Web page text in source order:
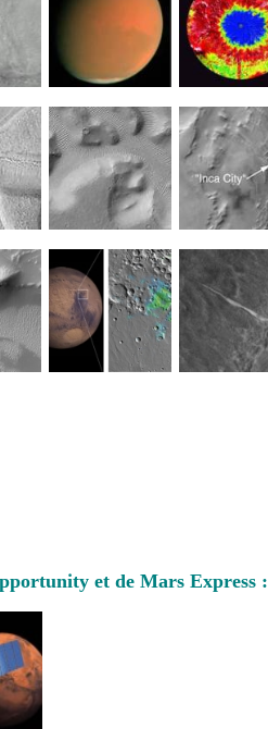
et de Mars Express :